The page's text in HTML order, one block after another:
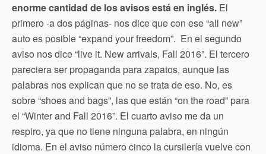
enorme cantidad de los avisos está en inglés. El
primero -a dos páginas- nos dice que con ese “all new”
auto es posible “expand your freedom”. En el segundo
aviso nos dice “live it. New arrivals, Fall 2016”. El tercero
pareciera ser propaganda para zapatos, aunque las
palabras nos explican que no se trata de eso. No, es
sobre “shoes and bags”, las que están “on the road” para
el “Winter and Fall 2016”. El cuarto aviso me da un
respiro, ya que no tiene ninguna palabra, en ningún
idioma. En el aviso número cinco la cursilería vuelve con